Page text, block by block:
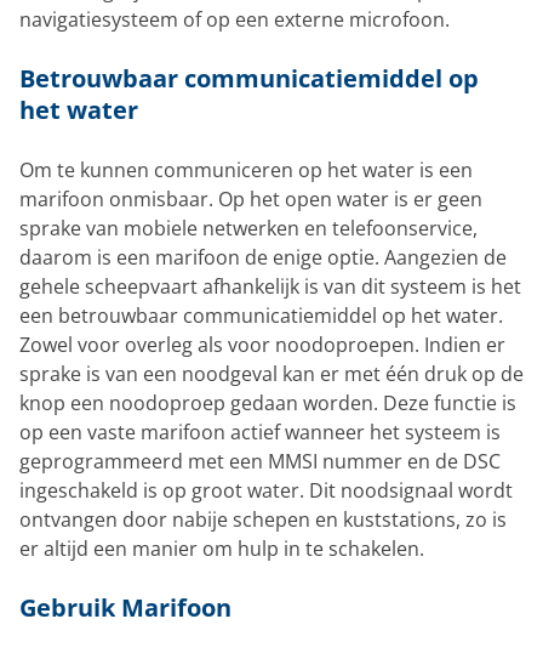
navigatiesysteem of op een externe microfoon.
Betrouwbaar communicatiemiddel op
het water
Om te kunnen communiceren op het water is een
marifoon onmisbaar. Op het open water is er geen
sprake van mobiele netwerken en telefoonservice,
daarom is een marifoon de enige optie. Aangezien de
gehele scheepvaart afhankelijk is van dit systeem is het
een betrouwbaar communicatiemiddel op het water.
Zowel voor overleg als voor noodoproepen. Indien er
sprake is van een noodgeval kan er met één druk op de
knop een noodoproep gedaan worden. Deze functie is
op een vaste marifoon actief wanneer het systeem is
geprogrammeerd met een MMSI nummer en de DSC
ingeschakeld is op groot water. Dit noodsignaal wordt
ontvangen door nabije schepen en kuststations, zo is
er altijd een manier om hulp in te schakelen.
Gebruik Marifoon